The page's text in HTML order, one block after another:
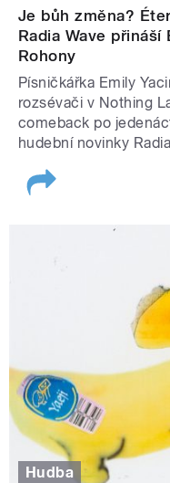
Je bůh změna?
Radia Wave přináší
Rohony
Písničkářka Emily
rozsévači v Nothing
comeback po
hudební novinky
Hudba